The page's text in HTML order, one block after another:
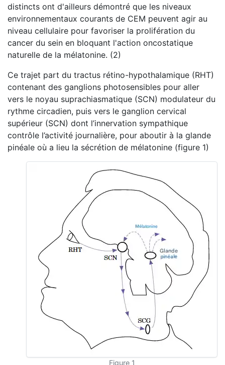
distincts ont d'ailleurs démontré que les niveaux
environnementaux courants de CEM peuvent agir au
niveau cellulaire pour favoriser la prolifération du
cancer du sein en bloquant l'action oncostatique
naturelle de la mélatonine. (2)
Ce trajet part du tractus rétino-hypothalamique (RHT)
contenant des ganglions photosensibles pour aller
vers le noyau suprachiasmatique (SCN) modulateur du
rythme circadien, puis vers le ganglion cervical
supérieur (SCN) dont l’innervation sympathique
contrôle l’activité journalière, pour aboutir à la glande
pinéale où a lieu la sécrétion de mélatonine (figure 1)
Figure 1